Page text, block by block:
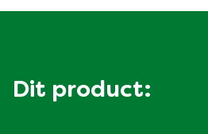
Dit product: